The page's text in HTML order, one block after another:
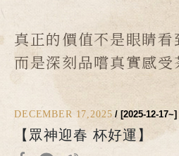
真正的價值不是眼睛看
而是深刻品嚐真實感受
DECEMBER 17,2025 / [2025-12-17~]
【眾神迎春 杯好運】